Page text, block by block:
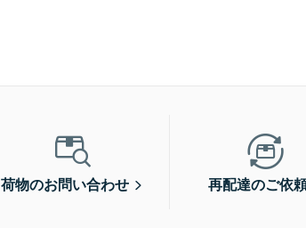
荷物のお問い合わせ 再配達のご依